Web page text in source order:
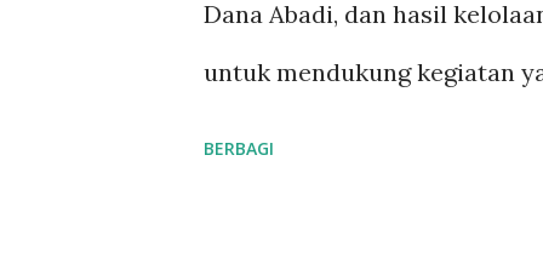
Dana Abadi, dan hasil
untuk mendukung kegiatan
BERBAGI